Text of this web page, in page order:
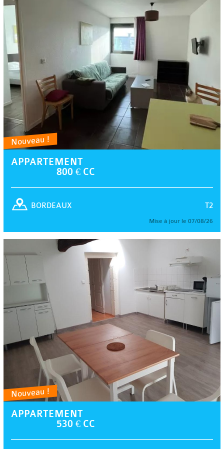
Nouveau !
APPARTEMENT
800 € CC
T2
BORDEAUX
Mise à jour le 07/08/26
Nouveau !
APPARTEMENT
530 € CC